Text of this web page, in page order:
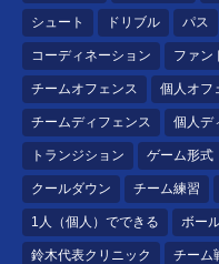
シュート ドリブル パス
コーディネーション ファン
チームオフェンス 個人オフ
チームディフェンス 個人デ
トランジション ゲーム形式
クールダウン チーム練習
1人（個人）でできる ボー
鈴木代表クリニック チーム